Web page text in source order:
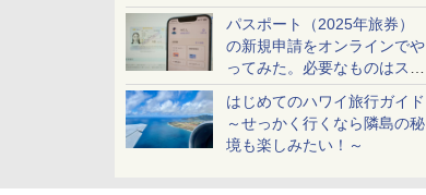
配・来場前に必要な準備は？
パスポート（2025年旅券）
の新規申請をオンラインでや
ってみた。必要なものはスマ
ホとマイナカードのみ
はじめてのハワイ旅行ガイド
～せっかく行くなら隣島の秘
境も楽しみたい！～